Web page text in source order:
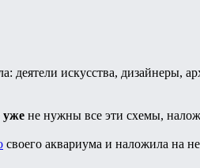
деятели искусства, дизайнеры,
уже не нужны все эти схемы,
своего аквариума и наложила на